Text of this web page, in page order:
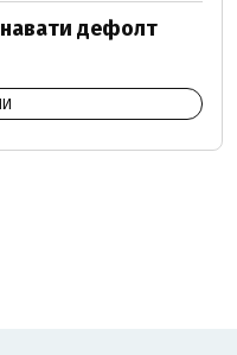
дефолт